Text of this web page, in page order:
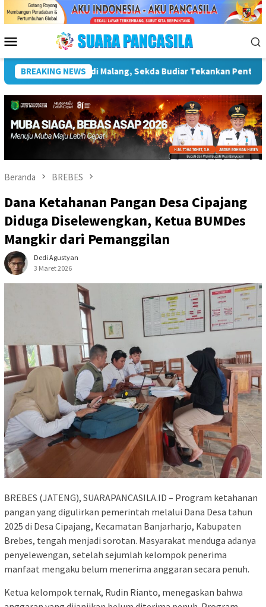
Menu
Mobile
BREAKING NEWS
Kebudayaan Wakil Wali Kota Lepas Lomba Gerak
Beranda BREBES
Dana Ketahanan Pangan Desa Cipajang
Diduga Diselewengkan, Ketua BUMDes
Mangkir dari Pemanggilan
Dedi Agustyan
3 Maret 2026
BREBES (JATENG), SUARAPANCASILA.ID – Program ketahanan
pangan yang digulirkan pemerintah melalui Dana Desa tahun
2025 di Desa Cipajang, Kecamatan Banjarharjo, Kabupaten
Brebes, tengah menjadi sorotan. Masyarakat menduga adanya
penyelewengan, setelah sejumlah kelompok penerima
manfaat mengaku belum menerima anggaran secara penuh.
Ketua kelompok ternak, Rudin Rianto, menegaskan bahwa